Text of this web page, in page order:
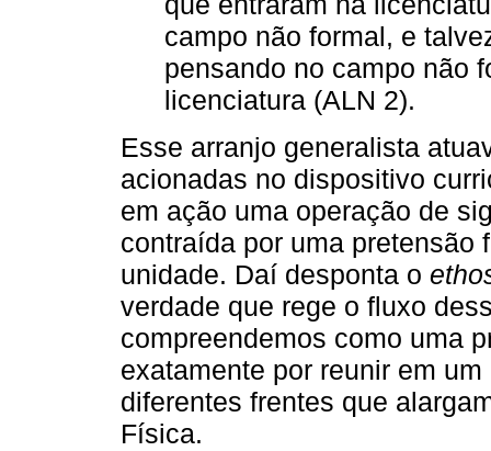
campo não formal, e
pensando no campo não
licenciatura (ALN 2).
Esse arranjo generalista
acionadas no dispositivo
em ação uma operação de
contraída por uma pretensão
unidade. Daí desponta o
verdade que rege o fluxo
compreendemos como uma
exatamente por reunir em
diferentes frentes que
Física.